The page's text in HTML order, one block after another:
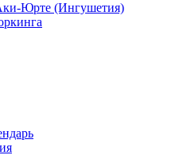
Юрте (Ингушетия)